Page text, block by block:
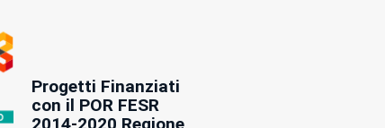
Progetti Finanziati
con il POR FESR
2014-2020 Regione